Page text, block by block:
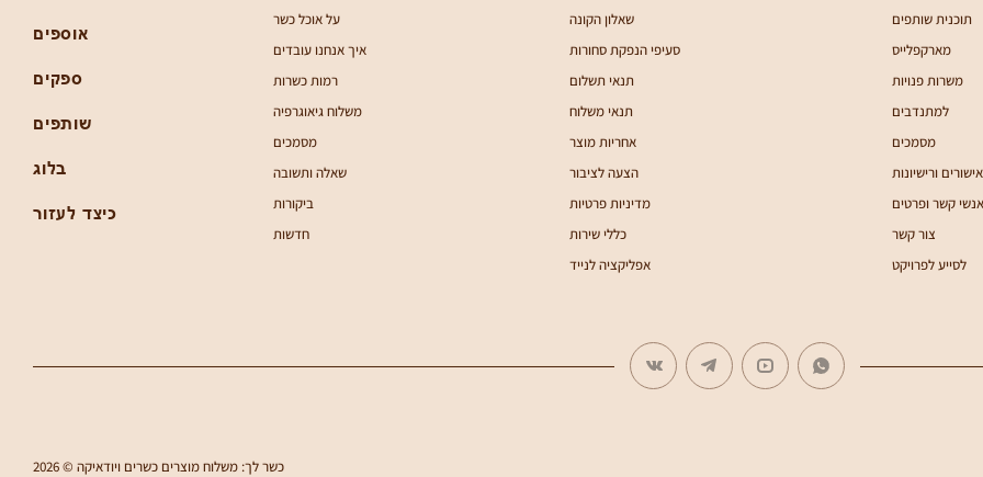
אוספים
ספקים
שותפים
בלוג
כיצד לעזור
על אוכל כשר
איך אנחנו עובדים
רמות כשרות
משלוח גיאוגרפיה
מסמכים
שאלה ותשובה
ביקורות
חדשות
שאלון הקונה
סעיפי הנפקת סחורות
תנאי תשלום
תנאי משלוח
אחריות מוצר
הצעה לציבור
מדיניות פרטיות
כללי שירות
אפליקציה לנייד
תוכנית שותפים
מארקפלייס
משרות פנויות
למתנדבים
מסמכים
אישורים ורישיונות
אנשי קשר ופרטים
צור קשר
לסייע לפרויקט
2026 © כשר לך: משלוח מוצרים כשרים ויודאיקה